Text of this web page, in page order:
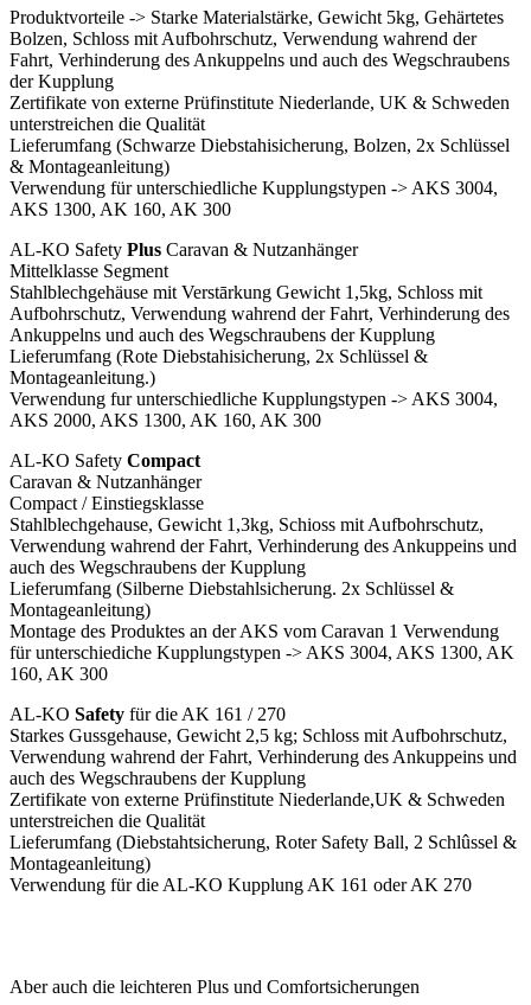
Produktvorteile -> Starke Materialstärke, Gewicht 5kg, Gehärtetes
Bolzen, Schloss mit Aufbohrschutz, Verwendung wahrend der
Fahrt, Verhinderung des Ankuppelns und auch des Wegschraubens
der Kupplung
Zertifikate von externe Prüfinstitute Niederlande, UK & Schweden
unterstreichen die Qualität
Lieferumfang (Schwarze Diebstahisicherung, Bolzen, 2x Schlüssel
& Montageanleitung)
Verwendung für unterschiedliche Kupplungstypen -> AKS 3004,
AKS 1300, AK 160, AK 300
AL-KO Safety Plus Caravan & Nutzanhänger
Mittelklasse Segment
Stahlblechgehäuse mit Verstārkung Gewicht 1,5kg, Schloss mit
Aufbohrschutz, Verwendung wahrend der Fahrt, Verhinderung des
Ankuppelns und auch des Wegschraubens der Kupplung
Lieferumfang (Rote Diebstahisicherung, 2x Schlüssel &
Montageanleitung.)
Verwendung fur unterschiedliche Kupplungstypen -> AKS 3004,
AKS 2000, AKS 1300, AK 160, AK 300
AL-KO Safety Compact
Caravan & Nutzanhänger
Compact / Einstiegsklasse
Stahlblechgehause, Gewicht 1,3kg, Schioss mit Aufbohrschutz,
Verwendung wahrend der Fahrt, Verhinderung des Ankuppeins und
auch des Wegschraubens der Kupplung
Lieferumfang (Silberne Diebstahlsicherung. 2x Schlüssel &
Montageanleitung)
Montage des Produktes an der AKS vom Caravan 1 Verwendung
für unterschiediche Kupplungstypen -> AKS 3004, AKS 1300, AK
160, AK 300
AL-KO Safety für die AK 161 / 270
Starkes Gussgehause, Gewicht 2,5 kg; Schloss mit Aufbohrschutz,
Verwendung wahrend der Fahrt, Verhinderung des Ankuppeins und
auch des Wegschraubens der Kupplung
Zertifikate von externe Prüfinstitute Niederlande,UK & Schweden
unterstreichen die Qualität
Lieferumfang (Diebstahtsicherung, Roter Safety Ball, 2 Schlûssel &
Montageanleitung)
Verwendung für die AL-KO Kupplung AK 161 oder AK 270
Aber auch die leichteren Plus und Comfortsicherungen